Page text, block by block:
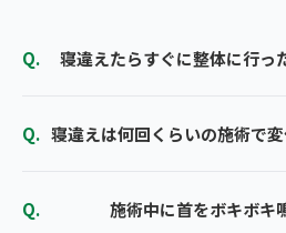
寝違えたらすぐに整体に行っ
寝違えは何回くらいの施術で
施術中に首をボキボキ